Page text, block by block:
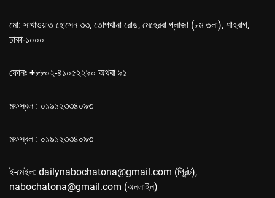
মো: সাখাওয়াত হোসেন ৩৩, তোপখানা রোড, মেহেরবা প্লাজা (৮ম তলা), শাহবাগ,
ঢাকা-১০০০
ফোনঃ +৮৮০২-৪১০৫২২৯০ অথবা ৯১
মফস্বল : ০১৯১২৩৩৪০৯৩
মফস্বল : ০১৯১২৩৩৪০৯৩
ই-মেইল: dailynabochatona@gmail.com (প্রিন্ট),
nabochatona@gmail.com (অনলাইন)